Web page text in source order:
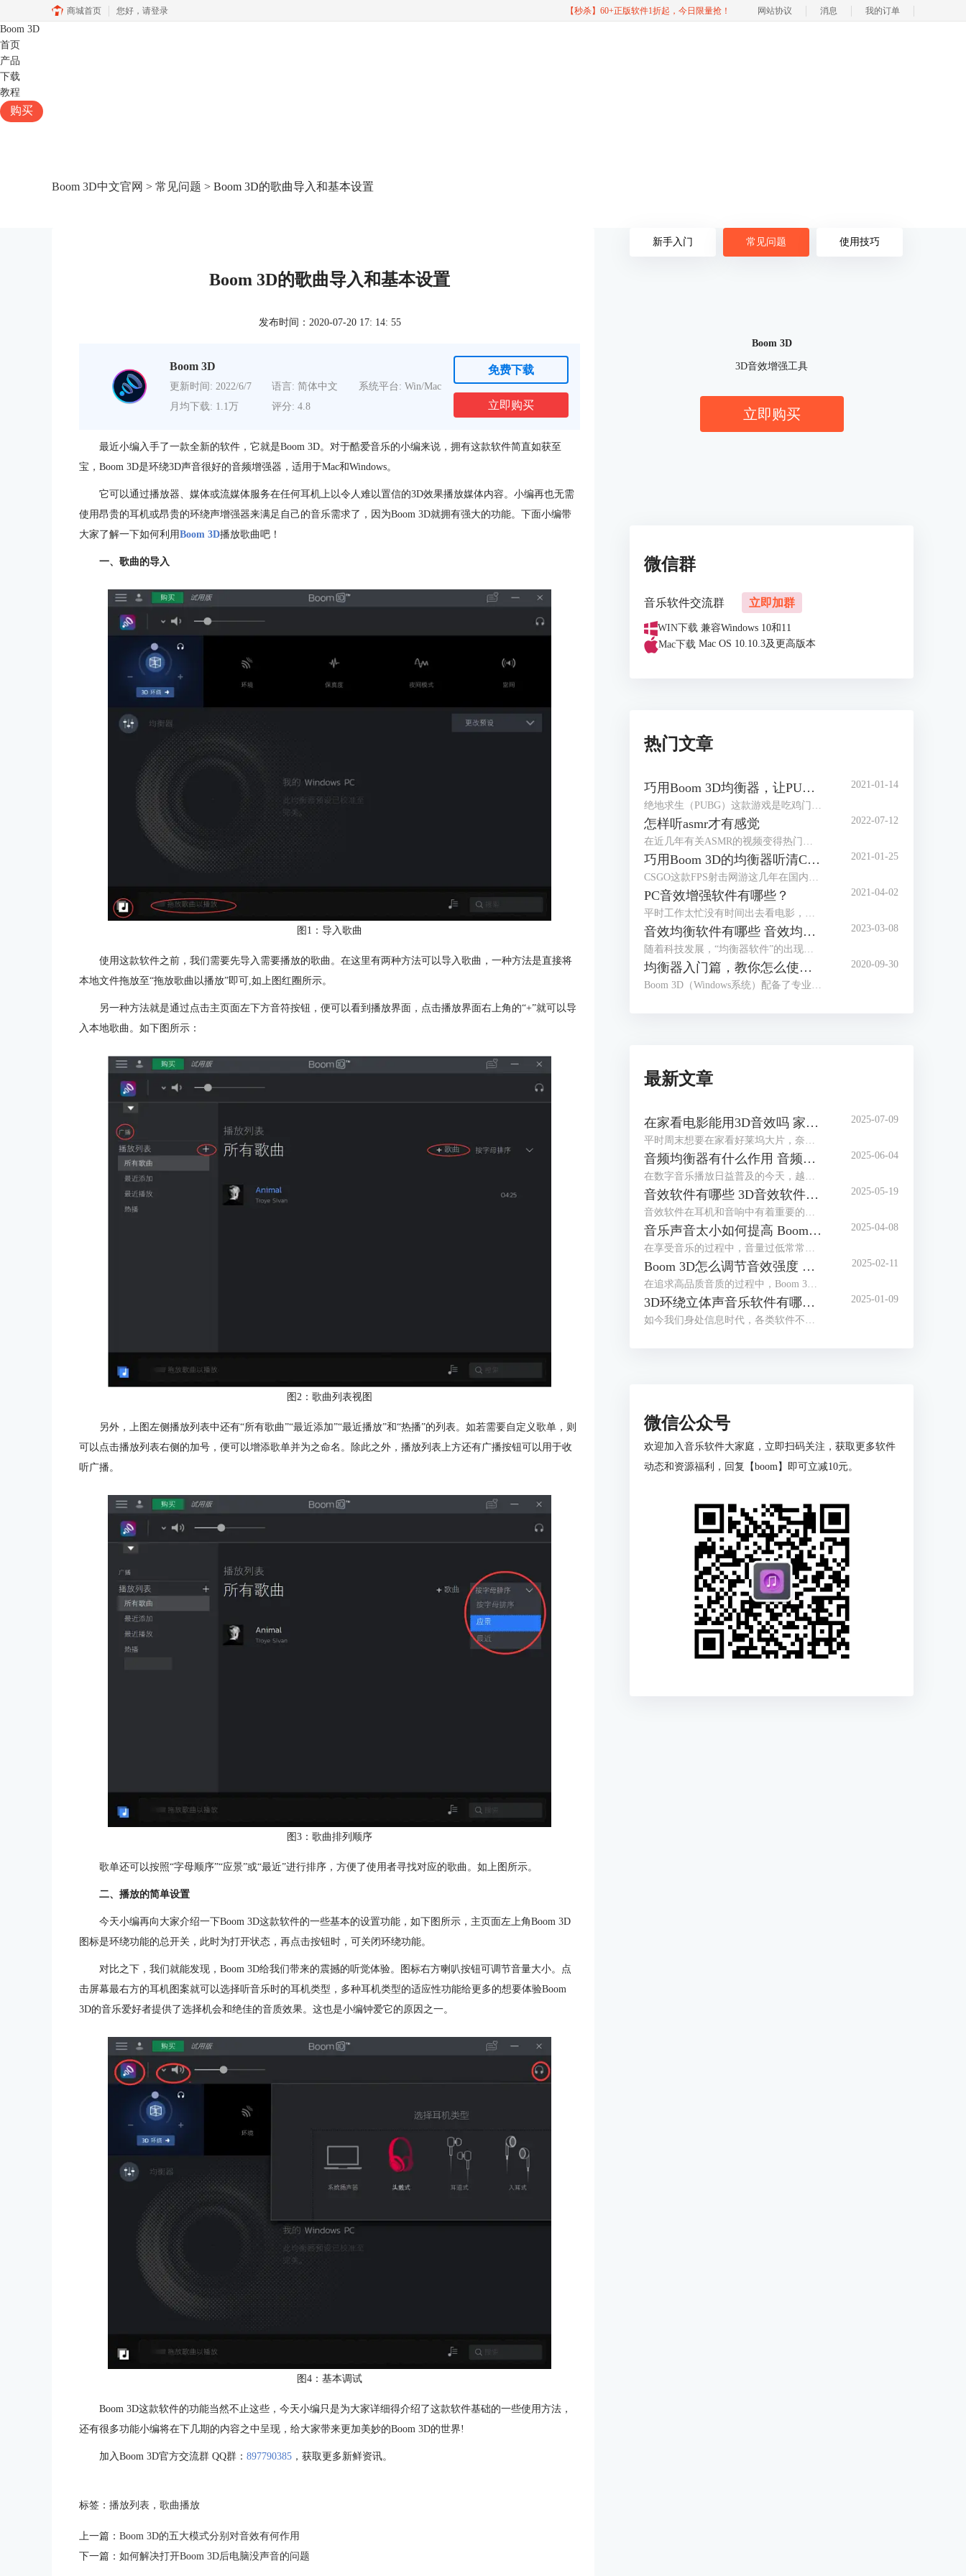
商城首页 您好， 请登录 【秒杀】60+正版软件1折起，今日限量抢！ 网站协议 消息 我的订单
Boom 3D
首页
产品
下载
教程
购买
Boom 3D中文官网 > 常见问题 > Boom 3D的歌曲导入和基本设置
Boom 3D的歌曲导入和基本设置
发布时间：2020-07-20 17: 14: 55
Boom 3D
更新时间: 2022/6/7 语言: 简体中文
系统平台: Win/Mac
月均下载: 1.1万
评分: 4.8
免费下载
立即购买
最近小编入手了一款全新的软件，它就是Boom 3D。对于酷爱音乐的小编来说，拥有这款软件简直如获至
宝，Boom 3D是环绕3D声音很好的音频增强器，适用于Mac和Windows。
它可以通过播放器、媒体或流媒体服务在任何耳机上以令人难以置信的3D效果播放媒体内容。小编再也无需
使用昂贵的耳机或昂贵的环绕声增强器来满足自己的音乐需求了，因为Boom 3D就拥有强大的功能。下面小编带
大家了解一下如何利用Boom 3D播放歌曲吧！
一、歌曲的导入
图1：导入歌曲
使用这款软件之前，我们需要先导入需要播放的歌曲。在这里有两种方法可以导入歌曲，一种方法是直接将
本地文件拖放至“拖放歌曲以播放”即可,如上图红圈所示。
另一种方法就是通过点击主页面左下方音符按钮，便可以看到播放界面，点击播放界面右上角的“+”就可以导
入本地歌曲。如下图所示：
图2：歌曲列表视图
另外，上图左侧播放列表中还有“所有歌曲”“最近添加”“最近播放”和“热播”的列表。如若需要自定义歌单，则
可以点击播放列表右侧的加号，便可以增添歌单并为之命名。除此之外，播放列表上方还有广播按钮可以用于收
听广播。
图3：歌曲排列顺序
歌单还可以按照“字母顺序”“应景”或“最近”进行排序，方便了使用者寻找对应的歌曲。如上图所示。
二、播放的简单设置
今天小编再向大家介绍一下Boom 3D这款软件的一些基本的设置功能，如下图所示，主页面左上角Boom 3D
图标是环绕功能的总开关，此时为打开状态，再点击按钮时，可关闭环绕功能。
对比之下，我们就能发现，Boom 3D给我们带来的震撼的听觉体验。图标右方喇叭按钮可调节音量大小。点
击屏幕最右方的耳机图案就可以选择听音乐时的耳机类型，多种耳机类型的适应性功能给更多的想要体验Boom
3D的音乐爱好者提供了选择机会和绝佳的音质效果。这也是小编钟爱它的原因之一。
图4：基本调试
Boom 3D这款软件的功能当然不止这些，今天小编只是为大家详细得介绍了这款软件基础的一些使用方法，
还有很多功能小编将在下几期的内容之中呈现，给大家带来更加美妙的Boom 3D的世界!
加入Boom 3D官方交流群 QQ群： 897790385 ，获取更多新鲜资讯。
标签： 播放列表 ， 歌曲播放
上一篇： Boom 3D的五大模式分别对音效有何作用
下一篇： 如何解决打开Boom 3D后电脑没声音的问题
新手入门 常见问题 使用技巧
Boom 3D
3D音效增强工具
立即购买
微信群
音乐软件交流群 立即加群
WIN下载 兼容Windows 10和11
Mac下载 Mac OS 10.10.3及更高版本
热门文章
巧用Boom 3D均衡器，让PUBG脚步声更清晰
绝地求生（PUBG）这款游戏是吃鸡门类的佼佼者，在国内有大量玩家。它上市已经有段时间，服务器里高手遍地，那有没有方法让小白玩家在对局里获得优势，也能畅快吃鸡？本文就来介绍Windows系统上怎样用Boom 3D的均衡器放大“吃鸡”里的脚步声。
2021-01-14
怎样听asmr才有感觉
在近几年有关ASMR的视频变得热门起来，内容多种多样，有揉搓纸袋、敲打键盘，也有温柔低语的人声。很多人认为观看这些视频都会有种放松的感觉，甚至有人把ASMR视频作为助眠的工具来播放。
2022-07-12
巧用Boom 3D的均衡器听清CSGO的脚步声
CSGO这款FPS射击网游这几年在国内很火爆，如何才能在这款游戏中获得优势呢？均衡器就能帮上大忙。本文介绍如何用音频增强软件Boom 3D的均衡器让CSGO的脚步声更容易听清。
2021-01-25
PC音效增强软件有哪些？
平时工作太忙没有时间出去看电影，但在家用电脑看，戴上耳机也没有影院身临其境的感觉；男朋友打游戏的耳机都用了好几年了，但新款耳机的价格望而却步；邀请朋友来家里开派对，小小的蓝牙音箱也营造不出动感的氛围……面对这样的窘境，我们只需要一个PC音效增强软件，就可以解决问题！
2021-04-02
音效均衡软件有哪些 音效均衡器软件哪个好
随着科技发展，“均衡器软件”的出现可以让你的普通设备秒变“柏林之声”。但是市面上的音效均衡器质量参差不齐，本文就来告诉大家音效均衡软件有哪些，音效均衡器软件哪个好。
2023-03-08
均衡器入门篇，教你怎么使用Boom 3D均衡器
Boom 3D（Windows系统）配备了专业的均衡器功能，用户只要使用鼠标滑动电位推拉器就可以完成音频的校准，以调配出适合各种音乐流派、演奏乐器的预设类型。另外，Boom 3D还提供了多达20种的预设类型，用户可以基于这些预设类型，发挥自我创造力，定制自己喜欢的预设。
2020-09-30
最新文章
在家看电影能用3D音效吗 家用电脑如何设置3D音效
平时周末想要在家看好莱坞大片，奈何家里音响不给力怎么办？其实每个电影爱好者都有一个电影梦：在家也能享受一把影院级视听享受，最不济也要有一个3D级别音响来满足耳朵的电影需求。如果在家看电影能用3D音效吗？家用电脑如何设置3D音效？今天就和大家一起来了解如何在家实现音效自由。
2025-07-09
音频均衡器有什么作用 音频均衡器怎么调节
在数字音乐播放日益普及的今天，越来越多人开始追求更加个性化和高质量的听觉体验。随着技术的发展，各种音频处理工具应运而生，其中Boom 3D中的音频均衡器功能因其强大的功能和易用性获得了许多音乐爱好者的青睐。本篇文章就将为大家介绍音频均衡器有什么用以及音频均衡器怎么调节的相关内容。
2025-06-04
音效软件有哪些 3D音效软件哪个好
音效软件在耳机和音响中有着重要的作用。音效软件可以改善音频的质量，包括增强低音、中音和高音，调整音量平衡，以获得更好的听觉体验。通过专业的软件工具，根据自己听音的喜好对EQ进行适当调节，从而获得自己最满意的音质效果。其还可以实现声音的3D定制。根据用户的耳廓形状和听力特征，定制专属的音效方案。这有助于创造更逼真的环境音效，例如在游戏中感受到敌人的位置或在影片中营造更真实的氛围。本篇文章将为大家介绍音效软件有哪些以及3D音效软件哪个好。
2025-05-19
音乐声音太小如何提高 Boom 3D如何增强音乐声音强度
在享受音乐的过程中，音量过低常常会影响听觉体验，尤其是在使用耳机或扬声器时。这不仅会影响听觉体验，还可能导致错过音乐中的细节。因此，本篇文章就将为大家介绍音乐声音太小如何提高以及Boom 3D如何增强音乐声音强度的相关内容。
2025-04-08
Boom 3D怎么调节音效强度 Boom 3D能调节音质吗
在追求高品质音质的过程中，Boom 3D凭借其强大的音效调节功能，被众多音乐爱好者和玩家所青睐。调节音效强度是提升听觉体验的关键，Boom 3D能够让我们根据个人喜好，自由地增强或降低音效，让每一首曲子都能展现出自己想要的效果。本篇文章就将为大家介绍Boom 3D怎么调节音效强度以及Boom 3D能调节音质吗的相关内容。
2025-02-11
3D环绕立体声音乐软件有哪些 3D环绕立体音乐制作教程
如今我们身处信息时代，各类软件不断更新迭代，有老版本的优化，也有新兴软件的出现。音频处理软件也层出不穷，通过音频软件的处理可以让我们体验到3D环绕立体音乐。本篇文章就为大家介绍3D环绕立体声音乐软件有哪些以及3D环绕立体音乐制作教程的相关内容。
2025-01-09
微信公众号
欢迎加入音乐软件大家庭，立即扫码关注，获取更多软件
动态和资源福利，回复【boom】即可立减10元。